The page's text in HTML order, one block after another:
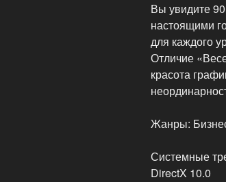
Вы увидите
настоящими
для каждого
Отличие
красота
Жанры:
Системные
DirectX 10.0